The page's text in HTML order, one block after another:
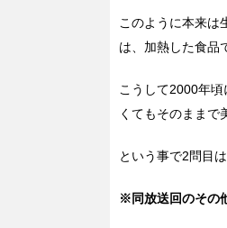
このように本来は
は、加熱した食品
こうして2000年
くてもそのままで
という事で2問目は
※同放送回のその